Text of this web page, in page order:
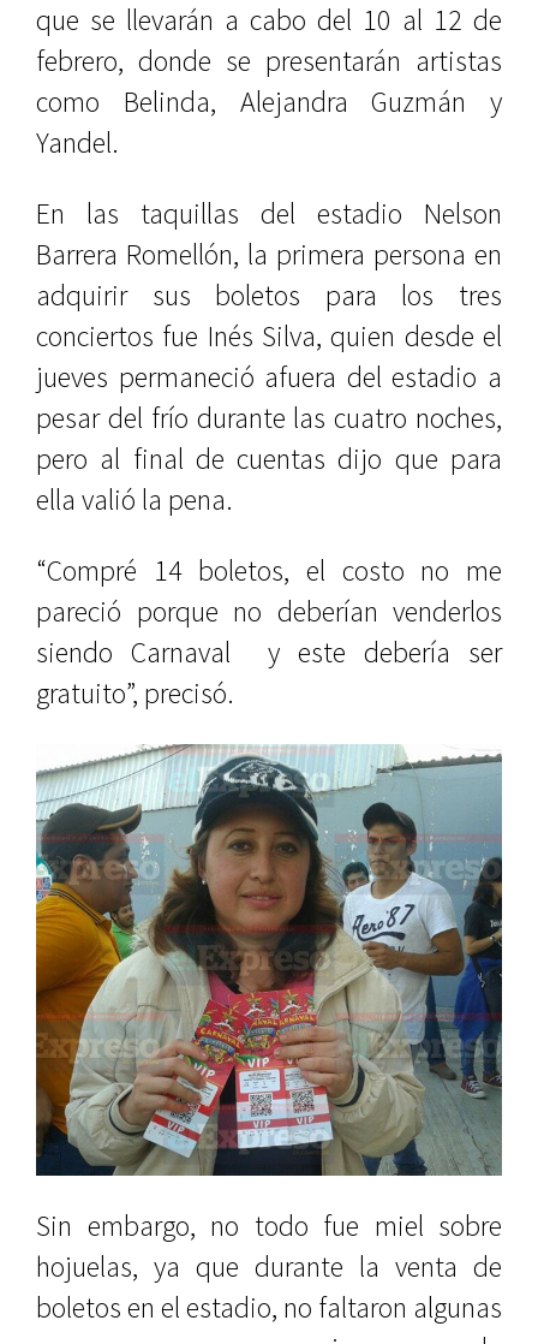
que se llevarán a cabo del 10 al 12 de
febrero, donde se presentarán artistas
como Belinda, Alejandra Guzmán y
Yandel.
En las taquillas del estadio Nelson
Barrera Romellón, la primera persona en
adquirir sus boletos para los tres
conciertos fue Inés Silva, quien desde el
jueves permaneció afuera del estadio a
pesar del frío durante las cuatro noches,
pero al final de cuentas dijo que para
ella valió la pena.
“Compré 14 boletos, el costo no me
pareció porque no deberían venderlos
siendo Carnaval y este debería ser
gratuito”, precisó.
Sin embargo, no todo fue miel sobre
hojuelas, ya que durante la venta de
boletos en el estadio, no faltaron algunas